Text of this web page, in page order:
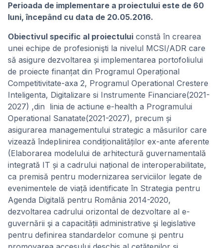
Perioada de implementare a proiectului este de 60
luni, începând cu data de 20.05.2016.
Obiectivul specific al proiectului constă în crearea
unei echipe de profesionişti la nivelul MCSI/ADR care
să asigure dezvoltarea și implementarea portofoliului
de proiecte finanțat din Programul Operațional
Competitivitate-axa 2, Programul Operational Crestere
Inteligenta, Digitalizare si Instrumente Financiare(2021-
2027) ,din linia de actiune e-health a Programului
Operational Sanatate(2021-2027), precum și
asigurarea managementului strategic a măsurilor care
vizează îndeplinirea condiționalităților ex-ante aferente
(Elaborarea modelului de arhitectură guvernamentală
integrată IT și a cadrului național de interoperabilitate,
ca premisă pentru modernizarea serviciilor legate de
evenimentele de viață identificate în Strategia pentru
Agenda Digitală pentru România 2014-2020,
dezvoltarea cadrului orizontal de dezvoltare al e-
guvernării şi a capacității administrative şi legislative
pentru definirea standardelor comune și pentru